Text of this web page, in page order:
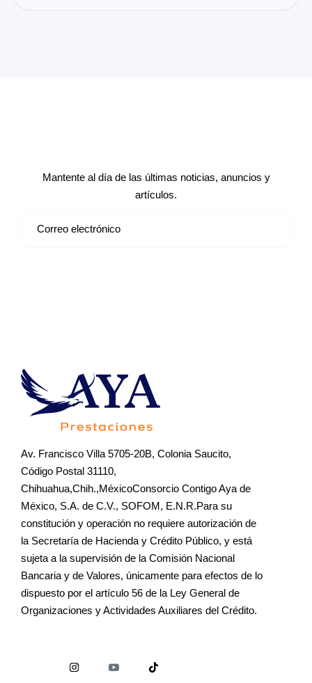
Mantente al día de las últimas noticias, anuncios y
artículos.
Av. Francisco Villa 5705-20B, Colonia Saucito,
Código Postal 31110,
Chihuahua,Chih.,MéxicoConsorcio Contigo Aya de
México, S.A. de C.V., SOFOM, E.N.R.Para su
constitución y operación no requiere autorización de
la Secretaría de Hacienda y Crédito Público, y está
sujeta a la supervisión de la Comisión Nacional
Bancaria y de Valores, únicamente para efectos de lo
dispuesto por el artículo 56 de la Ley General de
Organizaciones y Actividades Auxiliares del Crédito.